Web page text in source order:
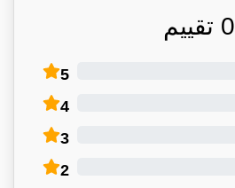
0 تقييم
5
4
3
2